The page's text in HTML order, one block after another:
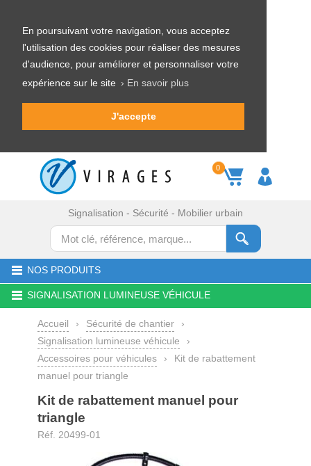
En poursuivant votre navigation, vous acceptez
l'utilisation des cookies pour réaliser des mesures
d'audience, pour améliorer et personnaliser votre
expérience sur le site › En savoir plus
J'accepte
0
Signalisation - Sécurité - Mobilier urbain
NOS PRODUITS
SIGNALISATION LUMINEUSE VÉHICULE
Accueil › Sécurité de chantier
›
Signalisation lumineuse véhicule
›
Accessoires pour véhicules
›
Kit de rabattement
manuel pour triangle
Kit de rabattement manuel pour
triangle
Réf. 20499-01